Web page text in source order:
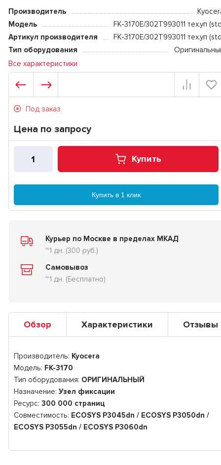
Производитель
Модель
FK-3170E/302T993011 тех.уп
Артикул производителя
FK-3170E/302T993011 тех.уп
Тип оборудования
Все характеристики
Под заказ
Цена по запросу
Купить
Купить в 1 клик
Курьер по Москве в пределах МКАД
~1 дн. (300 руб.)
Самовывоз
~1 дн. (Бесплатно)
Обзор Характеристики Отзывы
Производитель: Kyocera
Модель: FK-3170
Тип оборудования: ОРИГИНАЛЬНЫЙ
Назначение: Узел фиксации
Ресурс: 300 000 страниц
Совместимость: ECOSYS P3045dn / ECOSYS P3050dn /
ECOSYS P3055dn / ECOSYS P3060dn